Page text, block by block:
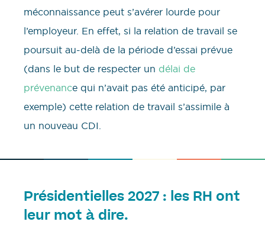
méconnaissance peut s’avérer lourde pour
l’employeur. En effet, si la relation de travail se
poursuit au-delà de la période d’essai prévue
(dans le but de respecter un délai de
prévenance qui n’avait pas été anticipé, par
exemple) cette relation de travail s’assimile à
un nouveau CDI.
Présidentielles 2027 : les RH ont
leur mot à dire.